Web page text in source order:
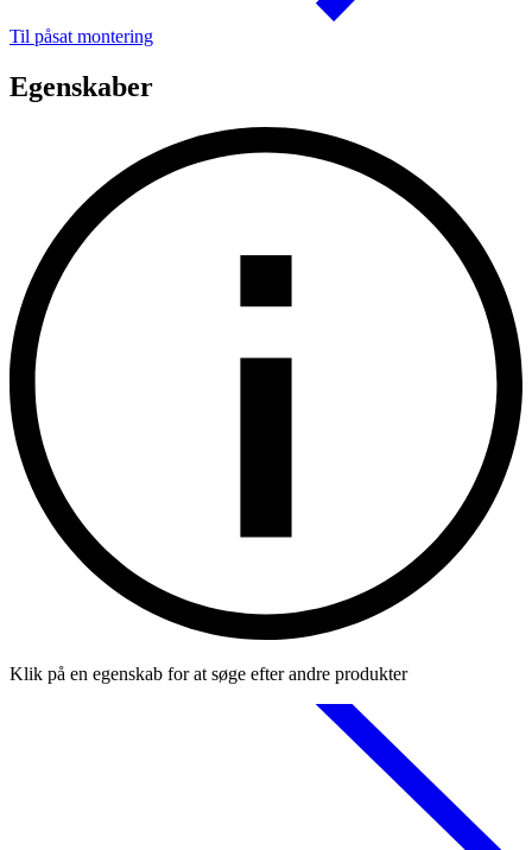
Til påsat montering
Egenskaber
Klik på en egenskab for at søge efter andre produkter